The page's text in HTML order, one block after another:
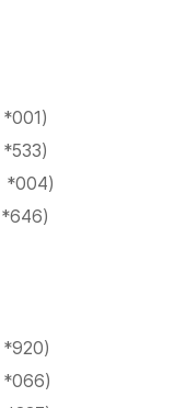
*001)
*533)
*004)
*646)
*920)
*066)